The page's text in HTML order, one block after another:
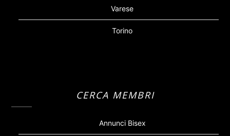
Varese
Torino
CERCA MEMBRI
Annunci Bisex